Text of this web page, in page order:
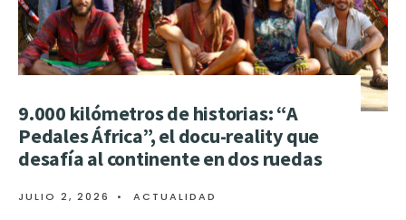
9.000 kilómetros de historias: “A
Pedales África”, el docu-reality que
desafía al continente en dos ruedas
JULIO 2, 2026 • ACTUALIDAD